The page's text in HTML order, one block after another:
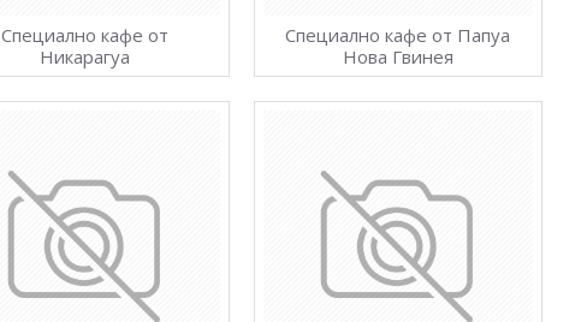
Специално кафе от
Никарагуа
Специално кафе от Папуа
Нова Гвинея